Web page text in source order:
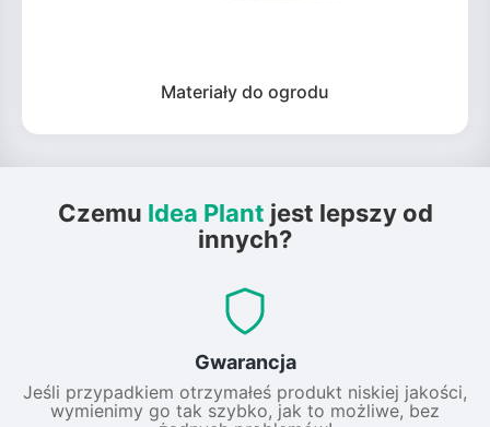
Materiały do ogrodu
Czemu Idea Plant jest lepszy od
innych?
Gwarancja
Jeśli przypadkiem otrzymałeś produkt niskiej jakości,
wymienimy go tak szybko, jak to możliwe, bez